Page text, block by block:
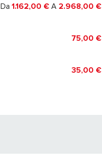
Da1.162,00 € A 2.968,00 €
75,00 €
35,00 €